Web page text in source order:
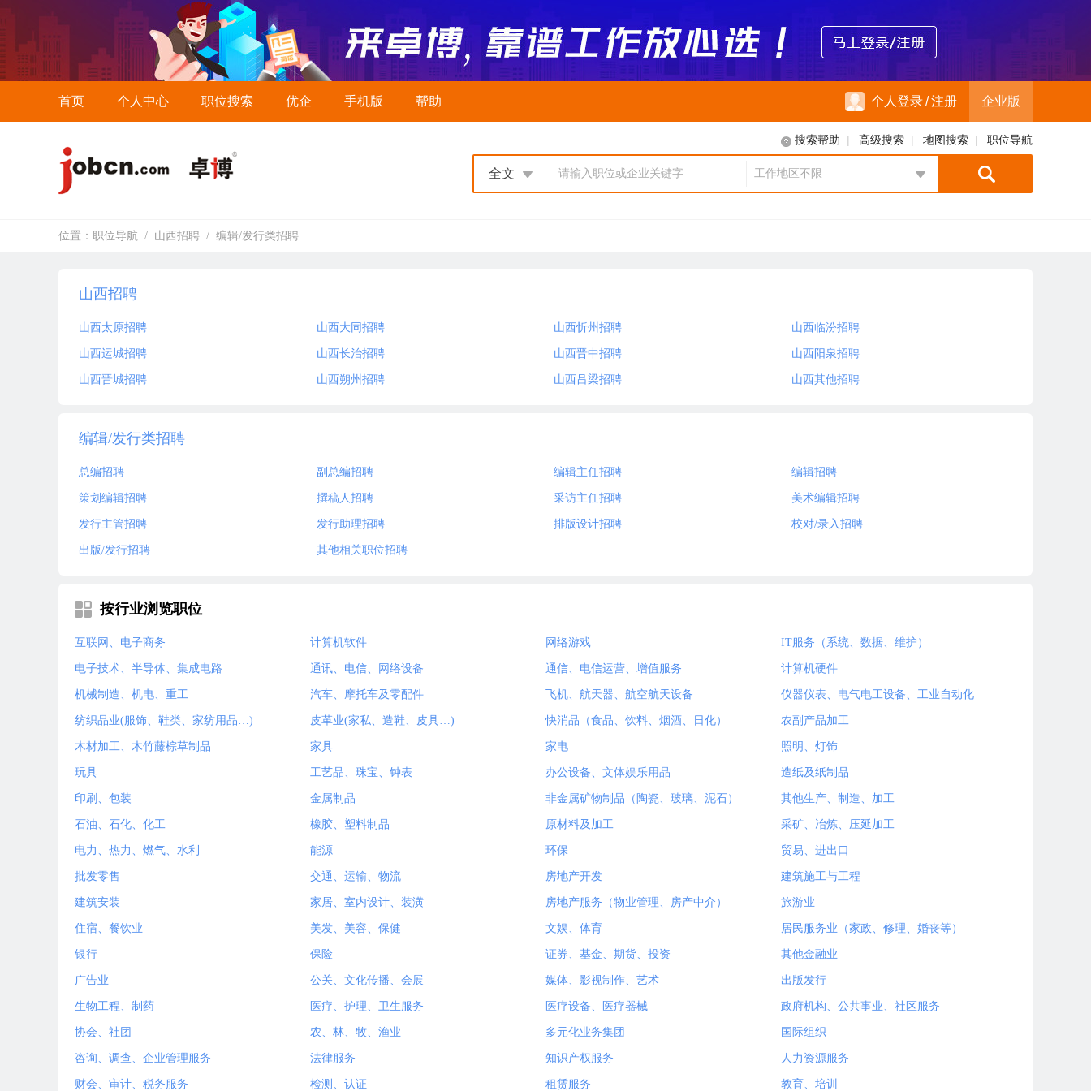
首页 个人中心 职位搜索 优企 手机版 帮助 个人登录/注册 企业版
搜索帮助 | 高级搜索 | 地图搜索 | 职位导航
请输入职位或企业关键字
全文 工作地区不限
位置： 职位导航 / 山西招聘 / 编辑/发行类招聘
山西招聘
山西太原招聘 山西大同招聘 山西忻州招聘 山西临汾招聘
山西运城招聘 山西长治招聘 山西晋中招聘 山西阳泉招聘
山西晋城招聘 山西朔州招聘 山西吕梁招聘 山西其他招聘
编辑/发行类招聘
总编招聘 副总编招聘 编辑主任招聘 编辑招聘
策划编辑招聘 撰稿人招聘 采访主任招聘 美术编辑招聘
发行主管招聘 发行助理招聘 排版设计招聘 校对/录入招聘
出版/发行招聘 其他相关职位招聘
按行业浏览职位
互联网、电子商务 计算机软件 网络游戏 IT服务（系统、数据、维护）
电子技术、半导体、集成电路 通讯、电信、网络设备 通信、电信运营、增值服务 计算机硬件
机械制造、机电、重工 汽车、摩托车及零配件 飞机、航天器、航空航天设备 仪器仪表、电气电工设备、工业自动化
纺织品业(服饰、鞋类、家纺用品…) 皮革业(家私、造鞋、皮具…) 快消品（食品、饮料、烟酒、日化） 农副产品加工
木材加工、木竹藤棕草制品 家具 家电 照明、灯饰
玩具 工艺品、珠宝、钟表 办公设备、文体娱乐用品 造纸及纸制品
印刷、包装 金属制品 非金属矿物制品（陶瓷、玻璃、泥石） 其他生产、制造、加工
石油、石化、化工 橡胶、塑料制品 原材料及加工 采矿、冶炼、压延加工
电力、热力、燃气、水利 能源 环保 贸易、进出口
批发零售 交通、运输、物流 房地产开发 建筑施工与工程
建筑安装 家居、室内设计、装潢 房地产服务（物业管理、房产中介） 旅游业
住宿、餐饮业 美发、美容、保健 文娱、体育 居民服务业（家政、修理、婚丧等）
银行 保险 证券、基金、期货、投资 其他金融业
广告业 公关、文化传播、会展 媒体、影视制作、艺术 出版发行
生物工程、制药 医疗、护理、卫生服务 医疗设备、医疗器械 政府机构、公共事业、社区服务
协会、社团 农、林、牧、渔业 多元化业务集团 国际组织
咨询、调查、企业管理服务 法律服务 知识产权服务 人力资源服务
财会、审计、税务服务 检测、认证 租赁服务 教育、培训